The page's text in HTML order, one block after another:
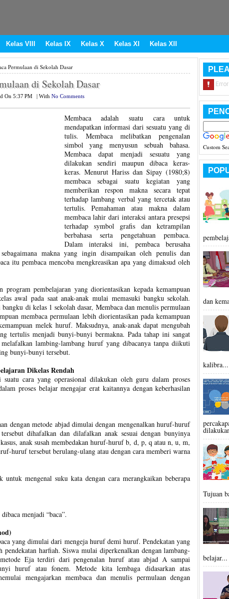
Kelas VIII Kelas IX Kelas X Kelas XI Kelas XII
Permulaan di Sekolah Dasar
di Sekolah Dasar
On 5:37 PM With No Comments
Membaca adalah suatu cara untuk
mendapatkan informasi dari sesuatu yang di
tulis. Membaca melibatkan pengenalan
simbol yang menyusun sebuah bahasa.
Membaca dapat menjadi sesuatu yang
dilakukan sendiri maupun dibaca keras-
keras. Menurut Hariss dan Sipay (1980;8)
membaca sebagai suatu kegiatan yang
memberikan respon makna secara tepat
terhadap lambang verbal yang tercetak atau
tertulis. Pemahaman atau makna dalam
membaca lahir dari interaksi antara presepsi
terhadap symbol grafis dan ketrampilan
berbahasa serta pengetahuan pembaca.
Dalam interaksi ini, pembaca berusaha
makna yang ingin disampaikan oleh penulis dan
itu pembaca mencoba mengkreasikan apa yang dimaksud oleh
program pembelajaran yang diorientasikan kepada kemampuan
awal pada saat anak-anak mulai memasuki bangku sekolah.
di kelas 1 sekolah dasar, Membaca dan menulis permulaan
membaca permulaan lebih diorientasikan pada kemampuan
melek huruf. Maksudnya, anak-anak dapat mengubah
tertulis menjadi bunyi-bunyi bermakna. Pada tahap ini sangat
lambing-lambang huruf yang dibacanya tanpa diikuti
bunyi-bunyi tersebut.
Dikelas Rendah
suatu cara yang operasional dilakukan oleh guru dalam proses
proses belajar mengajar erat kaitannya dengan keberhasilan
dengan metode abjad dimulai dengan mengenalkan huruf-huruf
dihafalkan dan dilafalkan anak sesuai dengan bunyinya
anak susah membedakan huruf-huruf b, d, p, q atau n, u, m,
huruf tersebut berulang-ulang atau dengan cara memberi warna
untuk mengenal suku kata dengan cara merangkaikan beberapa
menjadi “baca”.
yang dimulai dari mengeja huruf demi huruf. Pendekatan yang
pendekatan harfiah. Siswa mulai diperkenalkan dengan lambang-
Eja terdiri dari pengenalan huruf atau abjad A sampai
huruf atau fonem. Metode kita lembaga didasarkan atas
mengajarkan membaca dan menulis permulaan dengan
Custom
dan
kalibra...
Tujuan
belajar...